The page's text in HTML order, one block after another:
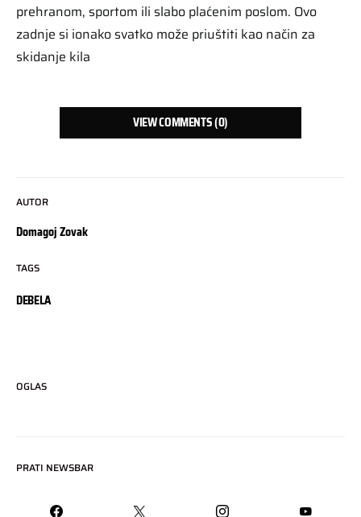
AUTOR
Domagoj Zovak
TAGS
DEBELA
prehranom, sportom ili slabo plaćenim poslom. Ovo
zadnje si ionako svatko može priuštiti kao način za
skidanje kila
VIEW COMMENTS (0)
OGLAS
PRATI NEWSBAR